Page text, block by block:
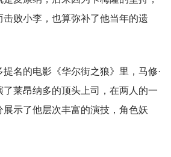
击败小李，也算弥补了他当年的遗
名的电影《华尔街之狼》里，马修·
莱昂纳多的顶头上司，在两人的一
示了他层次丰富的演技，角色妖